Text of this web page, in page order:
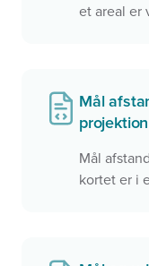
et areal er
Mål
projektion
Mål
kortet er i